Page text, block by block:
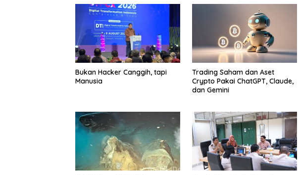
Bukan Hacker Canggih, tapi
Manusia
Trading Saham dan Aset
Crypto Pakai ChatGPT, Claude,
dan Gemini